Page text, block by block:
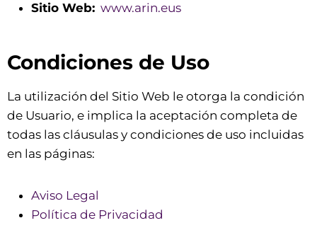
Sitio Web: www.arin.eus
Condiciones de Uso
La utilización del Sitio Web le otorga la condición
de Usuario, e implica la aceptación completa de
todas las cláusulas y condiciones de uso incluidas
en las páginas:
Aviso Legal
Política de Privacidad